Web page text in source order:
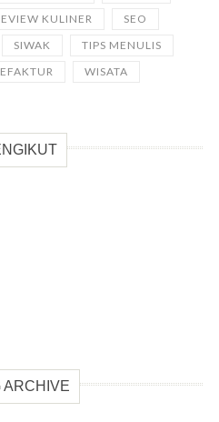
KULINER
SEO
SIWAK
TIPS MENULIS
WISATA
ARCHIVE